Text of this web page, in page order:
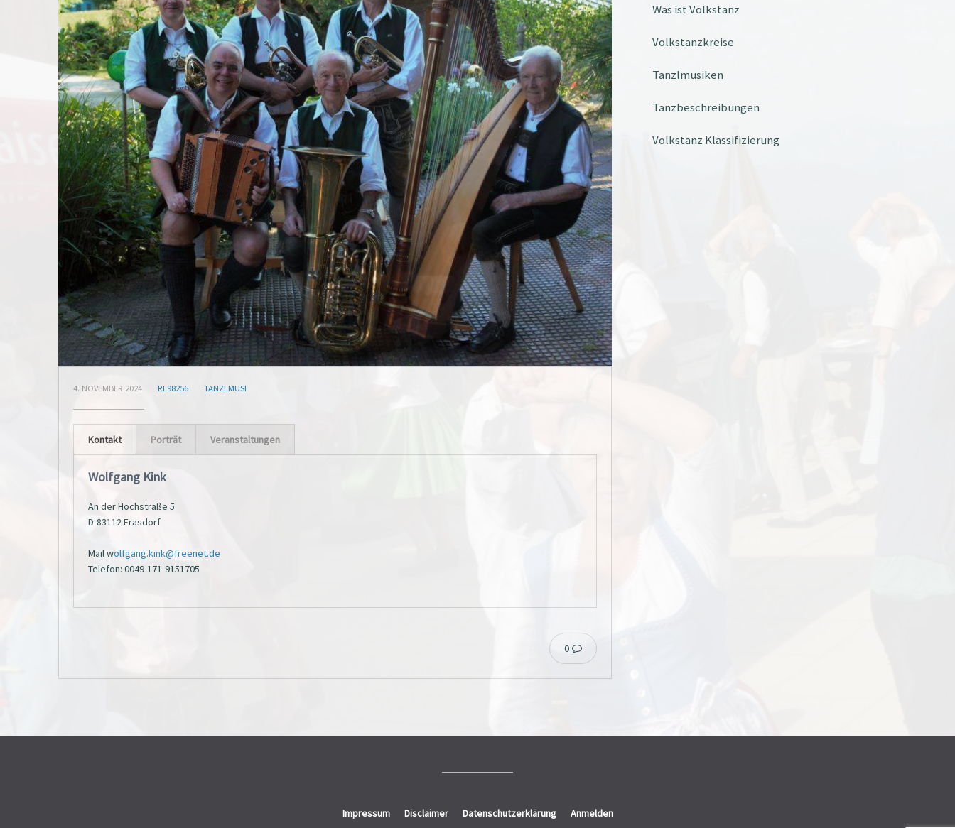
4. NOVEMBER 2024 RL98256 TANZLMUSI
Kontakt Porträt Veranstaltungen
Wolfgang Kink
An der Hochstraße 5
D-83112 Frasdorf
Mail wolfgang.kink@freenet.de
Telefon: 0049-171-9151705
0
Was ist Volkstanz
Volkstanzkreise
Tanzlmusiken
Tanzbeschreibungen
Volkstanz Klassifizierung
Impressum Disclaimer Datenschutzerklärung Anmelden